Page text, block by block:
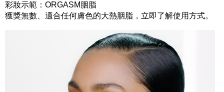
彩妝示範：ORGASM胭脂
獲獎無數、適合任何膚色的大熱胭脂，立即了解使用方式。